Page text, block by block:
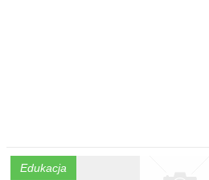
Edukacja